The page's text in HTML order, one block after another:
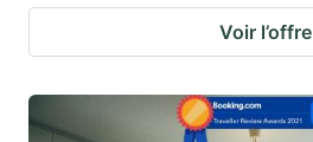
Voir l’offre